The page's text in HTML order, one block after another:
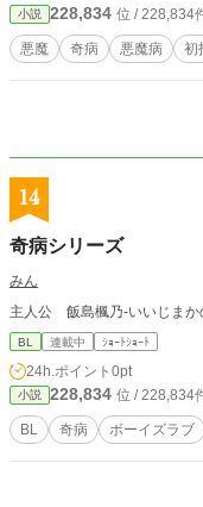
小説 228,834 位 / 228,834
悪魔 奇病 悪魔病 初
14
奇病シリーズ
みん
主人公 飯島楓乃-いいじまか
BL 連載中 ｼｮｰﾄｼｮｰﾄ
24h.ポイント 0pt
小説 228,834 位 / 228,834
BL 奇病 ボーイズラブ